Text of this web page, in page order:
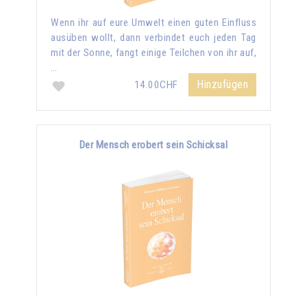
Wenn ihr auf eure Umwelt einen guten Einfluss
ausüben wollt, dann verbindet euch jeden Tag
mit der Sonne, fangt einige Teilchen von ihr auf,
…
14.00CHF
Hinzufügen
Der Mensch erobert sein Schicksal